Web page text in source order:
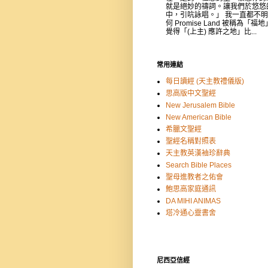
就是絕妙的禱詞。讓我們於悠悠
中，引吭詠唱。」 我一直都不
何 Promise Land 被稱為「福地
覺得「(上主) 應許之地」比...
常用連結
每日讀經 (天主教禮儀版)
思高版中文聖經
New Jerusalem Bible
New American Bible
希臘文聖經
聖經名稱對照表
天主教英漢袖珍辭典
Search Bible Places
聖母進教者之佑會
鮑思高家庭通訊
DA MIHI ANIMAS
塔冷通心靈書舍
尼西亞信經